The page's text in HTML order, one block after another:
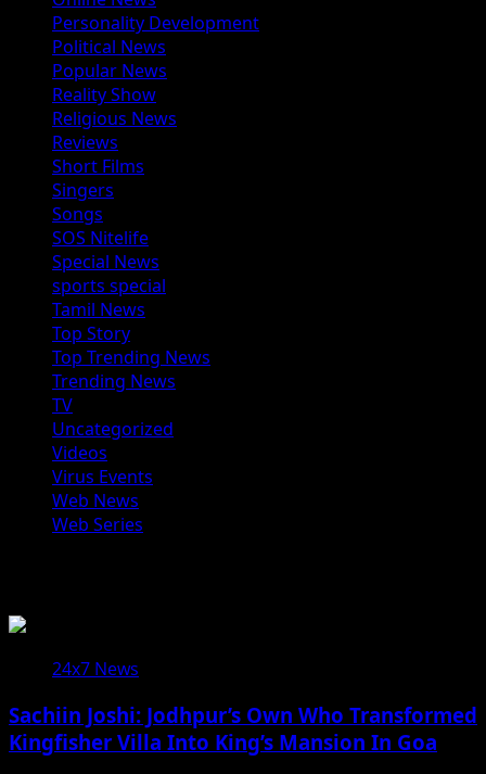
Personality Development
Political News
Popular News
Reality Show
Religious News
Reviews
Short Films
Singers
Songs
SOS Nitelife
Special News
sports special
Tamil News
Top Story
Top Trending News
Trending News
TV
Uncategorized
Videos
Virus Events
Web News
Web Series
24x7 News
Sachiin Joshi: Jodhpur’s Own Who Transformed
Kingfisher Villa Into King’s Mansion In Goa